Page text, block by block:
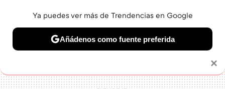
BELLEZA SHOPPING VIAJES GASTRO SNEAKERS
×
Ya puedes ver más de Trendencias en Google
Añádenos como fuente preferida